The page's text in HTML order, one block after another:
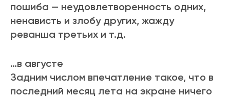
пошиба — неудовлетворенность одних,
ненависть и злобу других, жажду
реванша третьих и т.д.
…в августе
Задним числом впечатление такое, что в
последний месяц лета на экране ничего